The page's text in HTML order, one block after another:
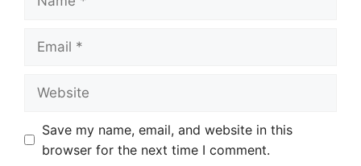
Save my name, email, and website in this
browser for the next time I comment.